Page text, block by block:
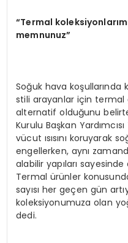
“Termal
memnunuz”
Soğuk hava koşullarında
stili arayanlar için termal
alternatif olduğunu
Kurulu Başkan
vücut ısısını koruyarak
engellerken, aynı
alabilir yapıları sayesinde
Termal ürünler
sayısı her geçen gün
koleksiyonumuza olan
dedi.